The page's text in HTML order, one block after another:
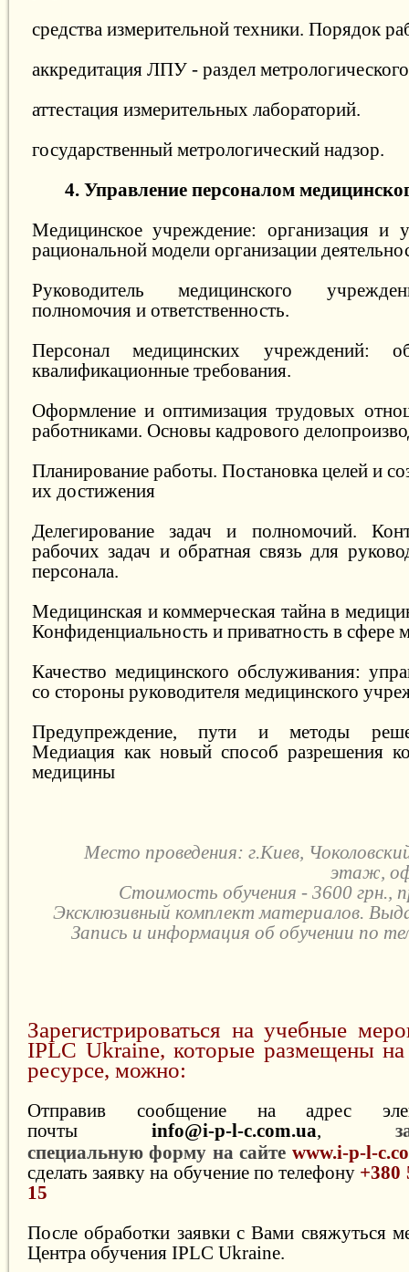
средства измерительной техники. Порядок
аккредитация ЛПУ - раздел
аттестация измерительных лабораторий.
государственный метрологический надзор.
4. Управление персоналом
Медицинское учреждение: организация и
рациональной модели организации
Руководитель медицинского
полномочия и ответственность.
Персонал медицинских учреждений:
квалификационные требования.
Оформление и оптимизация трудовых
работниками. Основы кадрового
Планирование работы. Постановка целей и
их достижения
Делегирование задач и полномочий.
рабочих задач и обратная связь для
персонала.
Медицинская и коммерческая тайна в
Конфиденциальность и приватность в сфере
Качество медицинского обслуживания:
со стороны руководителя медицинского
Предупреждение, пути и методы
Медиация как новый способ разрешения
медицины
Место проведения: г.Киев,
этаж,
Стоимость обучения - 3600 грн.,
Эксклюзивный комплект материалов.
Запись и информация об обучении по
Зарегистрироваться на учебные
IPLC Ukraine, которые размещены
ресурсе, можно:
Отправив сообщение на адрес
почты
info@i-p-l-c.com.ua,
специальную форму на сайте www.i-p-l-
сделать заявку на обучение по телефону +380
15
После обработки заявки с Вами свяжуться
Центра обучения IPLC Ukraine.